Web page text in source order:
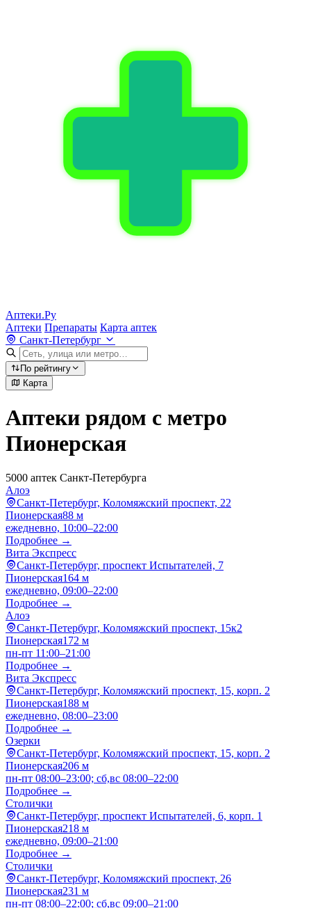
Аптеки.Ру
Аптеки Препараты Карта аптек
Санкт-Петербург
По рейтингу
Карта
Аптеки рядом с метро
Пионерская
5000 аптек Санкт-Петербурга
Алоэ
Санкт-Петербург, Коломяжский проспект, 22
Пионерская88 м
ежедневно, 10:00–22:00
Подробнее →
Вита Экспресс
Санкт-Петербург, проспект Испытателей, 7
Пионерская164 м
ежедневно, 09:00–22:00
Подробнее →
Алоэ
Санкт-Петербург, Коломяжский проспект, 15к2
Пионерская172 м
пн-пт 11:00–21:00
Подробнее →
Вита Экспресс
Санкт-Петербург, Коломяжский проспект, 15, корп. 2
Пионерская188 м
ежедневно, 08:00–23:00
Подробнее →
Озерки
Санкт-Петербург, Коломяжский проспект, 15, корп. 2
Пионерская206 м
пн-пт 08:00–23:00; сб,вс 08:00–22:00
Подробнее →
Столички
Санкт-Петербург, проспект Испытателей, 6, корп. 1
Пионерская218 м
ежедневно, 09:00–21:00
Подробнее →
Столички
Санкт-Петербург, Коломяжский проспект, 26
Пионерская231 м
пн-пт 08:00–22:00; сб,вс 09:00–21:00